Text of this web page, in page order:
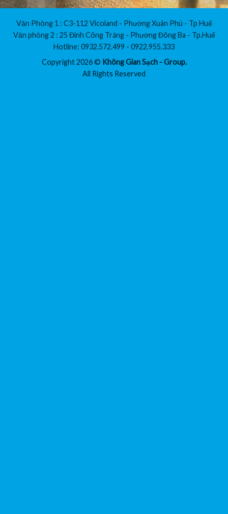
Văn Phòng 1 : C3-112 Vicoland - Phường Xuân Phú - Tp Huế
Văn phòng 2 : 25 Đinh Công Tráng - Phường Đông Ba - Tp.Huế
Hotline: 0932.572.499 - 0922.955.333
Copyright 2026 © Không Gian Sạch - Group.
All Rights Reserved